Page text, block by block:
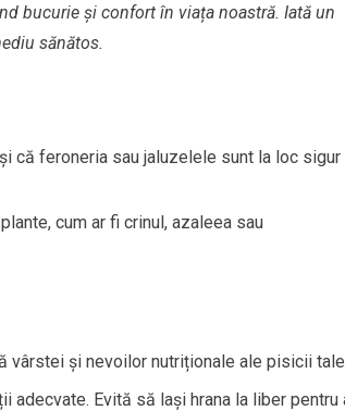
bucurie și confort în viața noastră. Iată un
sănătos.
că feroneria sau jaluzelele sunt la loc sigur
cum ar fi crinul, azaleea sau
vârstei și nevoilor nutriționale ale pisicii
adecvate. Evită să lași hrana la liber pentru